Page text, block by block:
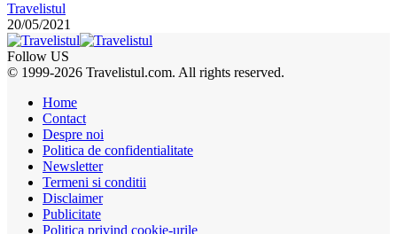
Travelistul
20/05/2021
Follow US
© 1999-2026 Travelistul.com. All rights reserved.
Home
Contact
Despre noi
Politica de confidentialitate
Newsletter
Termeni si conditii
Disclaimer
Publicitate
Politica privind cookie-urile